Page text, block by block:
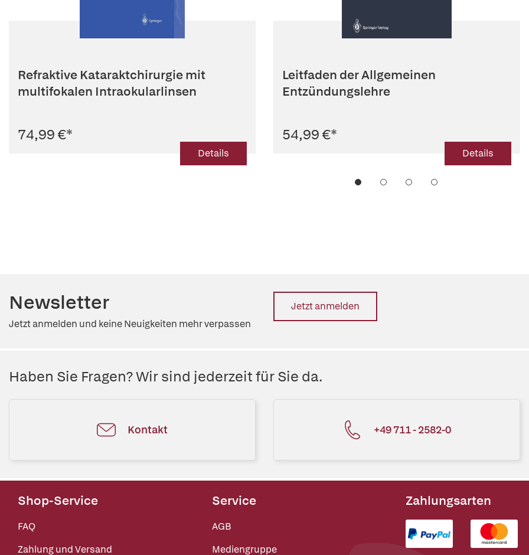
Refraktive Kataraktchirurgie mit
multifokalen Intraokularlinsen
74,99 €*
Details
Leitfaden der Allgemeinen
Entzündungslehre
54,99 €*
Details
Newsletter
Jetzt anmelden und keine Neuigkeiten mehr verpassen
Jetzt anmelden
Haben Sie Fragen? Wir sind jederzeit für Sie da.
Kontakt +49 711 - 2582-0
Shop-Service
FAQ
Zahlung und Versand
Service
AGB
Mediengruppe
Zahlungsarten